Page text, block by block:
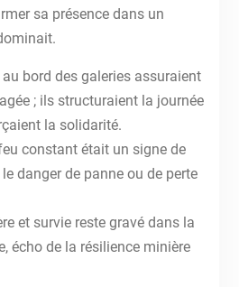
sa présence dans un
bord des galeries assuraient
; ils structuraient la journée
la solidarité.
constant était un signe de
danger de panne ou de perte
et survie reste gravé dans la
écho de la résilience minière